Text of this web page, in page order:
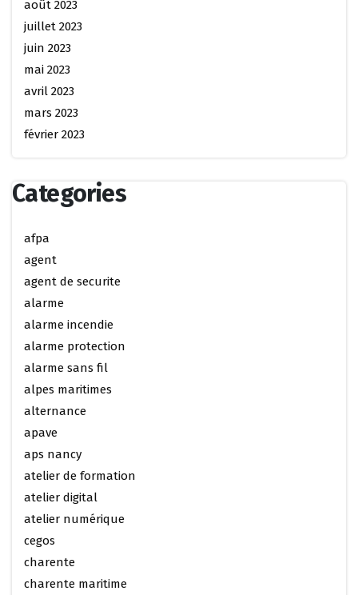
août 2023
juillet 2023
juin 2023
mai 2023
avril 2023
mars 2023
février 2023
Categories
afpa
agent
agent de securite
alarme
alarme incendie
alarme protection
alarme sans fil
alpes maritimes
alternance
apave
aps nancy
atelier de formation
atelier digital
atelier numérique
cegos
charente
charente maritime